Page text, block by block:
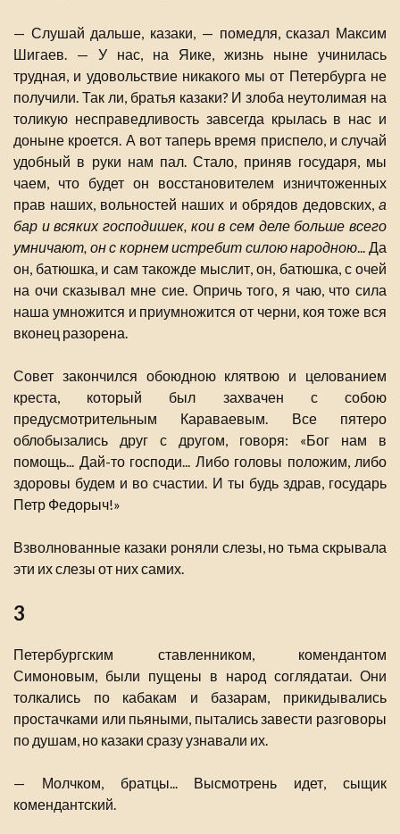
— Слушай дальше, казаки, — помедля, сказал Максим
Шигаев. — У нас, на Яике, жизнь ныне учинилась
трудная, и удовольствие никакого мы от Петербурга не
получили. Так ли, братья казаки? И злоба неутолимая на
толикую несправедливость завсегда крылась в нас и
доныне кроется. А вот таперь время приспело, и случай
удобный в руки нам пал. Стало, приняв государя, мы
чаем, что будет он восстановителем изничтоженных
прав наших, вольностей наших и обрядов дедовских, а
бар и всяких господишек, кои в сем деле больше всего
умничают, он с корнем истребит силою народною... Да
он, батюшка, и сам такожде мыслит, он, батюшка, с очей
на очи сказывал мне сие. Опричь того, я чаю, что сила
наша умножится и приумножится от черни, коя тоже вся
вконец разорена.
Совет закончился обоюдною клятвою и целованием
креста, который был захвачен с собою
предусмотрительным Караваевым. Все пятеро
облобызались друг с другом, говоря: «Бог нам в
помощь... Дай-то господи... Либо головы положим, либо
здоровы будем и во счастии. И ты будь здрав, государь
Петр Федорыч!»
Взволнованные казаки роняли слезы, но тьма скрывала
эти их слезы от них самих.
3
Петербургским ставленником, комендантом
Симоновым, были пущены в народ соглядатаи. Они
толкались по кабакам и базарам, прикидывались
простачками или пьяными, пытались завести разговоры
по душам, но казаки сразу узнавали их.
— Молчком, братцы... Высмотрень идет, сыщик
комендантский.